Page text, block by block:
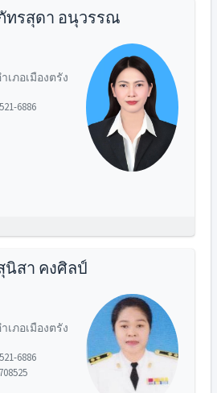
ทรสุดา อนุวรรณ
เภอเมืองตรัง
6886
นิสา คงศิลป์
เภอเมืองตรัง
6886